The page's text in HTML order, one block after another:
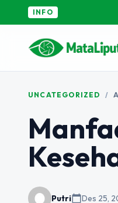
INFO
UNCATEGORIZED /
Putricalendar_todayDes 25,